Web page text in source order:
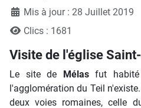
Mis à jour : 28 Juillet 2019
Clics : 1681
Visite de l'église
Le site de Mélasfut habité
l'agglomération du Teil
deux voies romaines, celle